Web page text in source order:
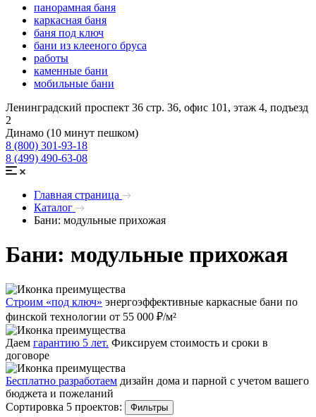
панорамная баня
каркасная баня
баня под ключ
бани из клееного бруса
работы
каменные бани
мобильные бани
Ленинградский проспект 36 стр. 36, офис 101, этаж 4, подъезд
2
Динамо (10 минут пешком)
8 (800) 301-93-18
8 (499) 490-63-08
Главная страница
Каталог
Бани: модульные прихожая
Бани: модульные прихожая
Строим «под ключ» энергоэффективные каркасные бани по
финской технологии от 55 000 ₽/м²
Даем гарантию 5 лет. Фиксируем стоимость и сроки в
договоре
Бесплатно разработаем дизайн дома и парной с учетом вашего
бюджета и пожеланий
Сортировка 5 проектов:
Фильтры